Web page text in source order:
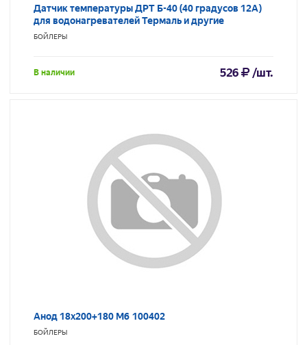
Датчик температуры ДРТ Б-40 (40 градусов 12A)
для водонагревателей Термаль и другие
БОЙЛЕРЫ
В наличии 526 /шт.
Анод 18х200+180 M6 100402
БОЙЛЕРЫ